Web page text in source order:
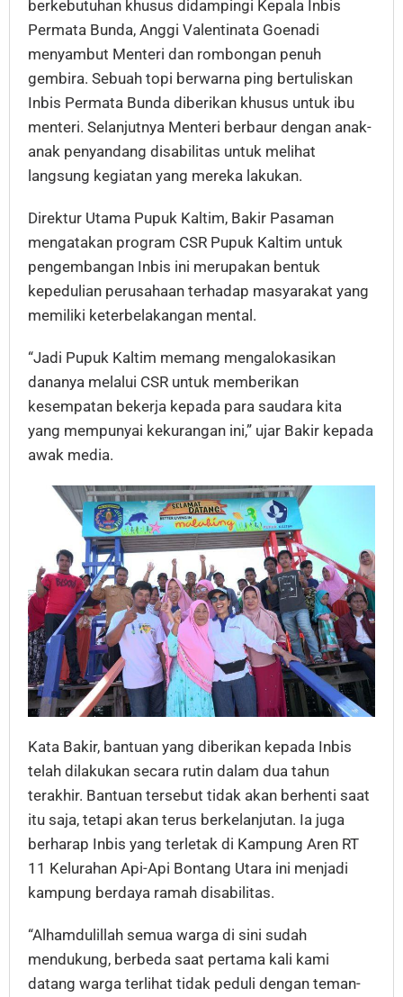
berkebutuhan khusus didampingi Kepala Inbis
Permata Bunda, Anggi Valentinata Goenadi
menyambut Menteri dan rombongan penuh
gembira. Sebuah topi berwarna ping bertuliskan
Inbis Permata Bunda diberikan khusus untuk ibu
menteri. Selanjutnya Menteri berbaur dengan anak-
anak penyandang disabilitas untuk melihat
langsung kegiatan yang mereka lakukan.
Direktur Utama Pupuk Kaltim, Bakir Pasaman
mengatakan program CSR Pupuk Kaltim untuk
pengembangan Inbis ini merupakan bentuk
kepedulian perusahaan terhadap masyarakat yang
memiliki keterbelakangan mental.
“Jadi Pupuk Kaltim memang mengalokasikan
dananya melalui CSR untuk memberikan
kesempatan bekerja kepada para saudara kita
yang mempunyai kekurangan ini,” ujar Bakir kepada
awak media.
Kata Bakir, bantuan yang diberikan kepada Inbis
telah dilakukan secara rutin dalam dua tahun
terakhir. Bantuan tersebut tidak akan berhenti saat
itu saja, tetapi akan terus berkelanjutan. Ia juga
berharap Inbis yang terletak di Kampung Aren RT
11 Kelurahan Api-Api Bontang Utara ini menjadi
kampung berdaya ramah disabilitas.
“Alhamdulillah semua warga di sini sudah
mendukung, berbeda saat pertama kali kami
datang warga terlihat tidak peduli dengan teman-